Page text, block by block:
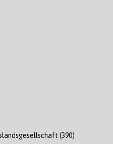
(390)